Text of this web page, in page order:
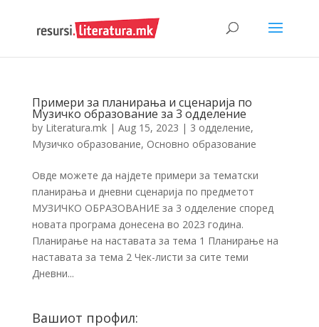
Примери за планирања и сценарија по
Музичко образование за 3 одделение
by Literatura.mk| Aug 15, 2023 | 3 одделение,
Музичко образование, Основно образование
Овде можете да најдете примери за тематски
планирања и дневни сценарија по предметот
МУЗИЧКО ОБРАЗОВАНИЕ за 3 одделение според
новата програма донесена во 2023 година.
Планирање на наставата за тема 1 Планирање на
наставата за тема 2 Чек-листи за сите теми
Дневни...
Вашиот профил: